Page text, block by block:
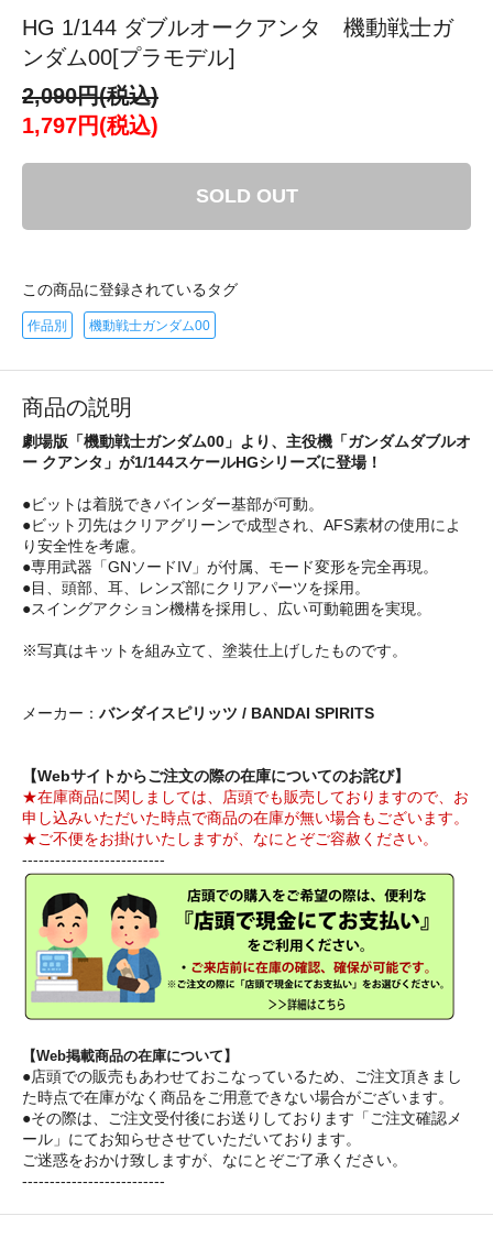
HG 1/144 ダブルオークアンタ 機動戦士ガ
ンダム00[プラモデル]
2,090円(税込)
1,797円(税込)
SOLD OUT
この商品に登録されているタグ
作品別 機動戦士ガンダム00
商品の説明
劇場版「機動戦士ガンダム00」より、主役機「ガンダムダブルオ
ー クアンタ」が1/144スケールHGシリーズに登場！
●ビットは着脱できバインダー基部が可動。
●ビット刃先はクリアグリーンで成型され、AFS素材の使用によ
り安全性を考慮。
●専用武器「GNソードIV」が付属、モード変形を完全再現。
●目、頭部、耳、レンズ部にクリアパーツを採用。
●スイングアクション機構を採用し、広い可動範囲を実現。
※写真はキットを組み立て、塗装仕上げしたものです。
メーカー： バンダイスピリッツ / BANDAI SPIRITS
【Webサイトからご注文の際の在庫についてのお詫び】
★在庫商品に関しましては、店頭でも販売しておりますので、お
申し込みいただいた時点で商品の在庫が無い場合もございます。
★ご不便をお掛けいたしますが、なにとぞご容赦ください。
--------------------------
【Web掲載商品の在庫について】
●店頭での販売もあわせておこなっているため、ご注文頂きまし
た時点で在庫がなく商品をご用意できない場合がございます。
●その際は、ご注文受付後にお送りしております「ご注文確認メ
ール」にてお知らせさせていただいております。
ご迷惑をおかけ致しますが、なにとぞご了承ください。
--------------------------